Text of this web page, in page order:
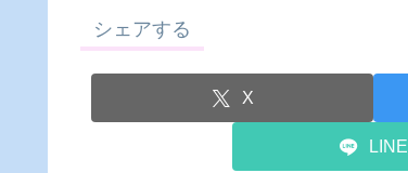
シェアする
X
LINE